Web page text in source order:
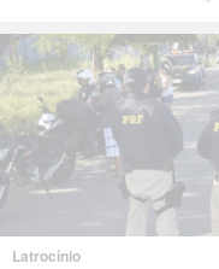
Latrocínio